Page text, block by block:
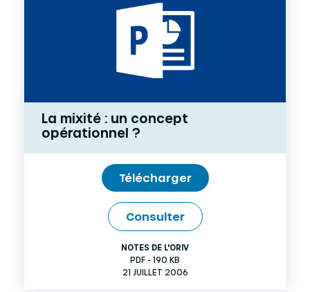
La mixité : un concept
opérationnel ?
Télécharger
Consulter
NOTES DE L'ORIV
PDF - 190 KB
21 JUILLET 2006